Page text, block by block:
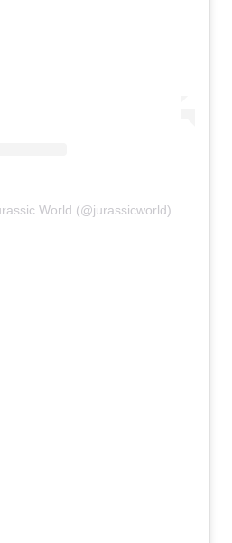
World (@jurassicworld)